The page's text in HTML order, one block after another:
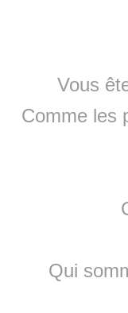
Vous
Comme les
Qui